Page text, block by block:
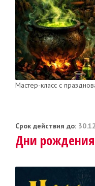
Mастер-класс с
Срок действия до:
Дни рождения